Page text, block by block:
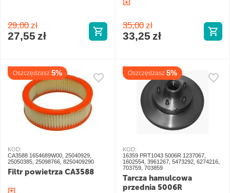
29,00 zł
27,55 zł
35,00 zł
33,25 zł
Oszczędzasz 5%
KOD:
CA3588 1654689W00, 25040929,
25050385, 25098766, 8250409290
Filtr powietrza CA3588
Oszczędzasz 5%
KOD:
16359 PRT1043 5006R 1237067,
1602554, 3961267, 5473292, 6274216,
703759, 703859
Tarcza hamulcowa
przednia 5006R